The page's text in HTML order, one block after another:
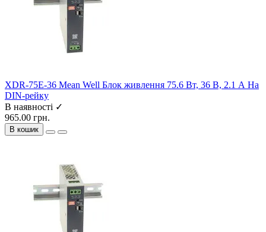
XDR-75E-36 Mean Well Блок живлення 75.6 Вт, 36 В, 2.1 А На
DIN-рейку
В наявності ✓
965.00 грн.
В кошик